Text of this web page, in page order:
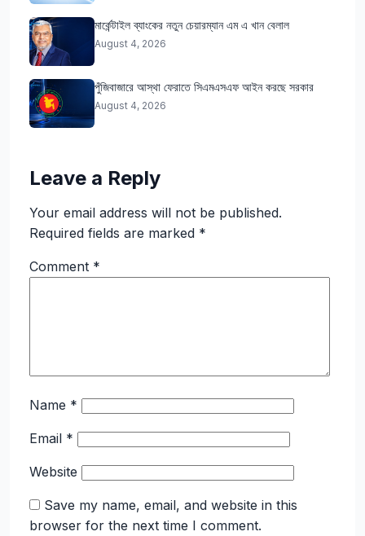
মার্কেন্টাইল ব্যাংকের নতুন চেয়ারম্যান এম এ খান বেলাল
August 4, 2026
পুঁজিবাজারে আস্থা ফেরাতে সিএমএসএফ আইন করছে সরকার
August 4, 2026
Leave a Reply
Your email address will not be published.
Required fields are marked *
Comment *
Name *
Email *
Website
Save my name, email, and website in this
browser for the next time I comment.